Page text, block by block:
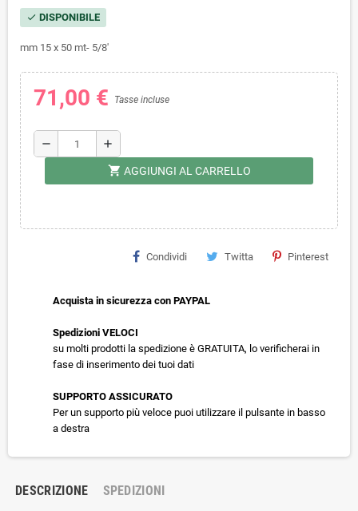
check DISPONIBILE
mm 15 x 50 mt- 5/8'
71,00 € Tasse incluse
remove add
shopping_cart AGGIUNGI AL CARRELLO
Condividi Twitta Pinterest
Acquista in sicurezza con PAYPAL
Spedizioni VELOCI
su molti prodotti la spedizione è GRATUITA, lo verificherai in
fase di inserimento dei tuoi dati
SUPPORTO ASSICURATO
Per un supporto più veloce puoi utilizzare il pulsante in basso
a destra
DESCRIZIONE SPEDIZIONI